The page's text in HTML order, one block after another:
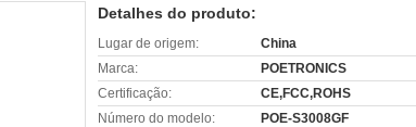
Detalhes do produto:
Lugar de origem:
China
Marca:
POETRONICS
Certificação:
CE,FCC,ROHS
Número do modelo:
POE-S3008GF